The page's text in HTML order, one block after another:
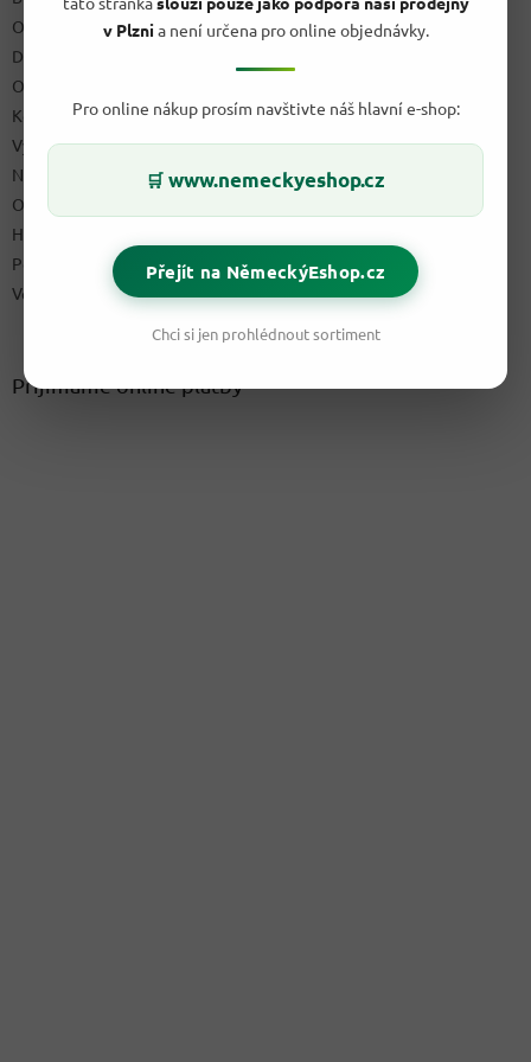
v Plznia není určena pro online objednávky.
Pro online nákup prosím navštivte náš hlavní e-shop:
🛒 www.nemeckyeshop.cz
Přejít na NěmeckýEshop.cz
Chci si jen prohlédnout sortiment
O nás
Doprava & platby
Obchodní podmínky
Kontakty
Výdejní místo
Napište nám
Ochrana osobních údajů GDPR
Hodnocení obchodu
Podmínky uplatnění práv z vadného plnění a reklamační řád
Velkoobchod
Přijímáme online platby